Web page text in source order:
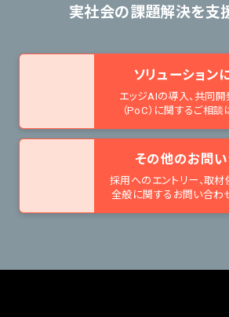
実社会の課題解決を支援
ソリューション
エッジAIの導入、共同開
（PoC）に関するご相談
その他のお問
採用へのエントリー、取材
全般に関するお問い合わ